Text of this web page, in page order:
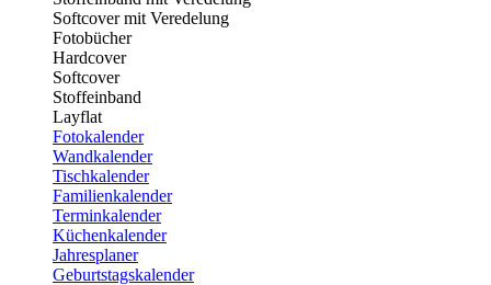
Softcover mit Veredelung
Fotobücher
Hardcover
Softcover
Stoffeinband
Layflat
Fotokalender
Wandkalender
Tischkalender
Familienkalender
Terminkalender
Küchenkalender
Jahresplaner
Geburtstagskalender